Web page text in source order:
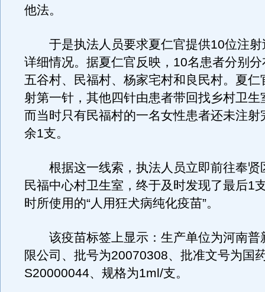
他法。
于是执法人员要求夏仁官提供10位注射
详细情况。据夏仁官反映，10名患者分别
五谷村、民福村、杨家宅村和良民村。夏仁
射第一针，其他四针由患者带回找乡村卫生
而当时只有民福村的一名女性患者还未注射
余1支。
根据这一线索，执法人员立即前往奉贤
民福中心村卫生室，终于及时发现了最后1
时所使用的“人用狂犬病纯化疫苗”。
该疫苗标签上显示：生产单位为河南普
限公司、批号为20070308、批准文号为国
S20000044、规格为1ml/支。